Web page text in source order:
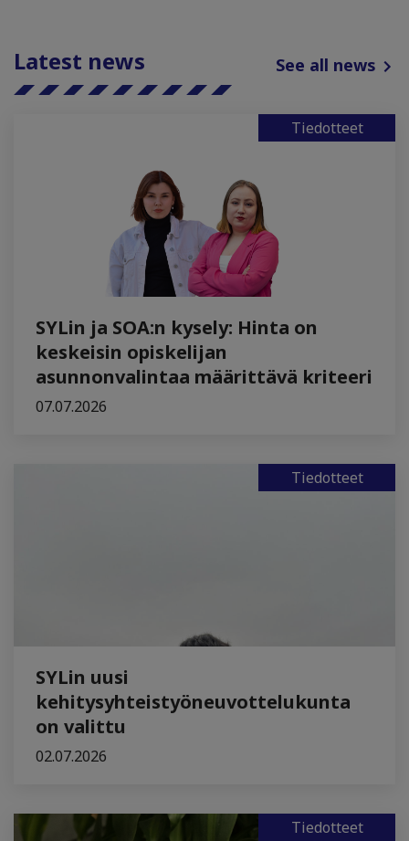
Latest news See all news
Tiedotteet
SYLin ja SOA:n kysely: Hinta on
keskeisin opiskelijan
asunnonvalintaa määrittävä kriteeri
07.07.2026
Tiedotteet
SYLin uusi
kehitysyhteistyöneuvottelukunta
on valittu
02.07.2026
Tiedotteet